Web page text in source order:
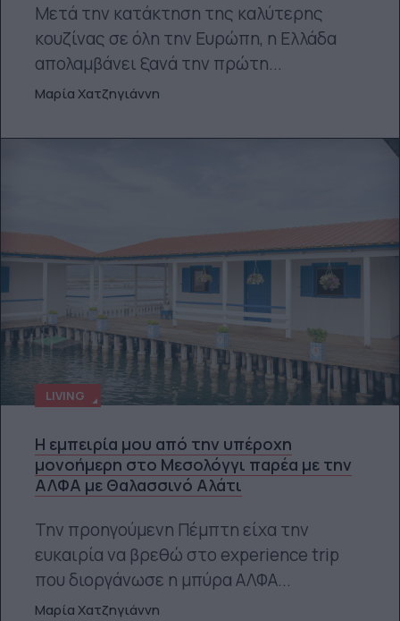
Μετά την κατάκτηση της καλύτερης
κουζίνας σε όλη την Ευρώπη, η Ελλάδα
απολαμβάνει ξανά την πρώτη...
Μαρία Χατζηγιάννη
LIVING
Η εμπειρία μου από την υπέροχη
μονοήμερη στο Μεσολόγγι παρέα με την
ΑΛΦΑ με Θαλασσινό Αλάτι
Την προηγούμενη Πέμπτη είχα την
ευκαιρία να βρεθώ στο experience trip
που διοργάνωσε η μπύρα ΑΛΦΑ...
Μαρία Χατζηγιάννη